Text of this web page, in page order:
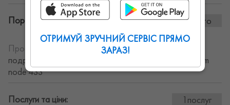
Портфоліо винаних робіт: 0 фото
Про себе:
Туркомпания "Удивительное рядом " Все
подробности на сайте http www. divoryadom-tour. com
node 433
Послуги та ціни: 1послуг
ОТРИМУЙ ЗРУЧНИЙ СЕРВІС ПРЯМО
ЗАРАЗ!